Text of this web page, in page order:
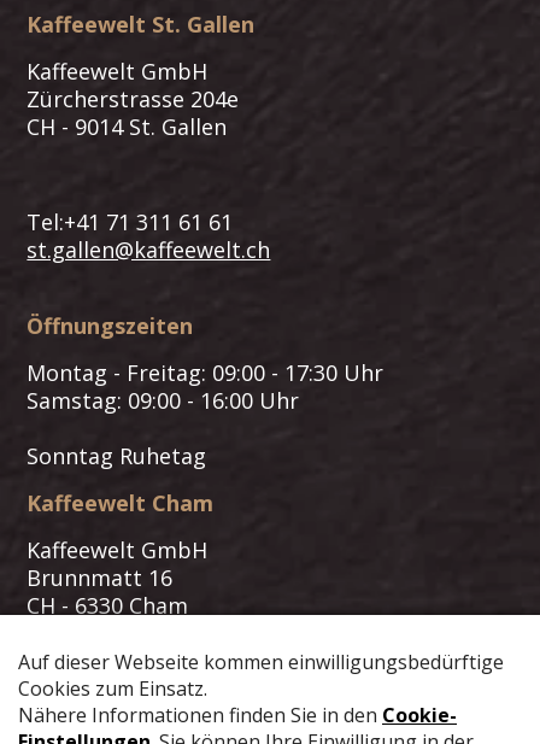
Kaffeewelt St. Gallen
Kaffeewelt GmbH
Zürcherstrasse 204e
CH - 9014 St. Gallen
Tel:+41 71 311 61 61
st.gallen@kaffeewelt.ch
Öffnungszeiten
Montag - Freitag: 09:00 - 17:30 Uhr
Samstag: 09:00 - 16:00 Uhr
Sonntag Ruhetag
Kaffeewelt Cham
Kaffeewelt GmbH
Brunnmatt 16
CH - 6330 Cham
Tel:+41 41 202 15 16
cham@kaffeewelt.ch